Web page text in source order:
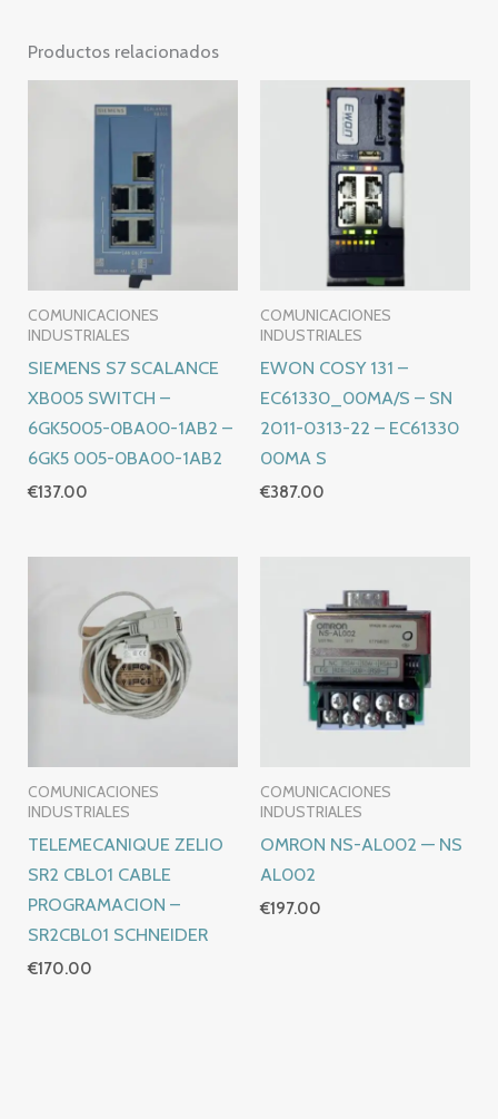
Productos relacionados
COMUNICACIONES
INDUSTRIALES
SIEMENS S7 SCALANCE
XB005 SWITCH –
6GK5005-0BA00-1AB2 –
6GK5 005-0BA00-1AB2
€137.00
COMUNICACIONES
INDUSTRIALES
EWON COSY 131 –
EC61330_00MA/S – SN
2011-0313-22 – EC61330
00MA S
€387.00
COMUNICACIONES
INDUSTRIALES
TELEMECANIQUE ZELIO
SR2 CBL01 CABLE
PROGRAMACION –
SR2CBL01 SCHNEIDER
€170.00
COMUNICACIONES
INDUSTRIALES
OMRON NS-AL002 — NS
AL002
€197.00